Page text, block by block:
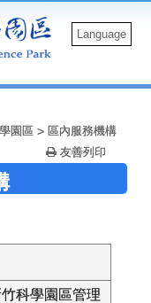
Language
園區 > 區內服務機構
友善列印
科學園區管理